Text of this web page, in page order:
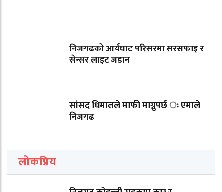
निजगढको आर्यघाट परिसरमा सरसफाइ र
सेन्सर लाइट जडान
सांसद धिमालले माफी माग्नुपर्छ ः एमाले
निजगढ
लोकप्रिय